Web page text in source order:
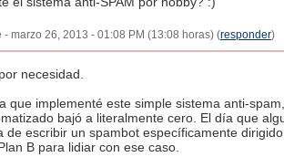
- marzo 26, 2013 - 01:08 PM (13:08 horas) (responder)
necesidad.
que implementé este simple sistema anti-
bajó a literalmente cero. El día que
de escribir un spambot específicamente
B para lidiar con ese caso.